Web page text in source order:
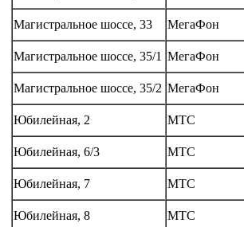
Магистральное шоссе, 33 МегаФон
Магистральное шоссе, 35/1 МегаФон
Магистральное шоссе, 35/2 МегаФон
Юбилейная, 2 МТС
Юбилейная, 6/3 МТС
Юбилейная, 7 МТС
Юбилейная, 8 МТС